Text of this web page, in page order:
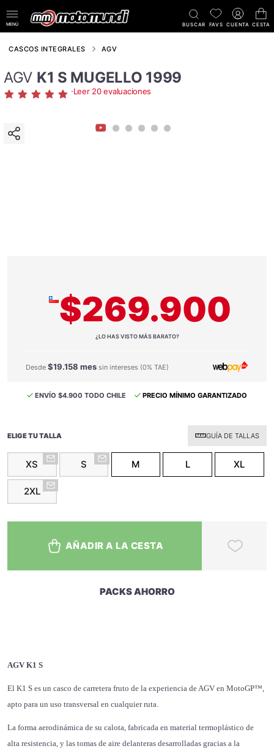
MENÚ BUSCAR FAVS CUENTA CESTA
CASCOS INTEGRALES AGV
AGV K1 S MUGELLO 1999
·Leer 20 evaluaciones
$269.900
¿LO HAS VISTO MÁS BARATO?
Desde $19.158 mes sin intereses (0% TAE)
ENVÍO $4.900 TODO CHILE PRECIO MÍNIMO GARANTIZADO
ELIGE TU TALLA GUÍA DE TALLAS
XS S M L XL
2XL
AÑADIR A LA CESTA
PACKS AHORRO
AGV K1 S
El K1 S es un casco de carretera fruto de la experiencia de AGV en MotoGP™,
apto para un uso transversal en cualquier ruta.
La forma aerodinámica de su calota, fabricada en material termoplástico de
alta resistencia, y las tomas de aire delanteras desarrolladas gracias a la